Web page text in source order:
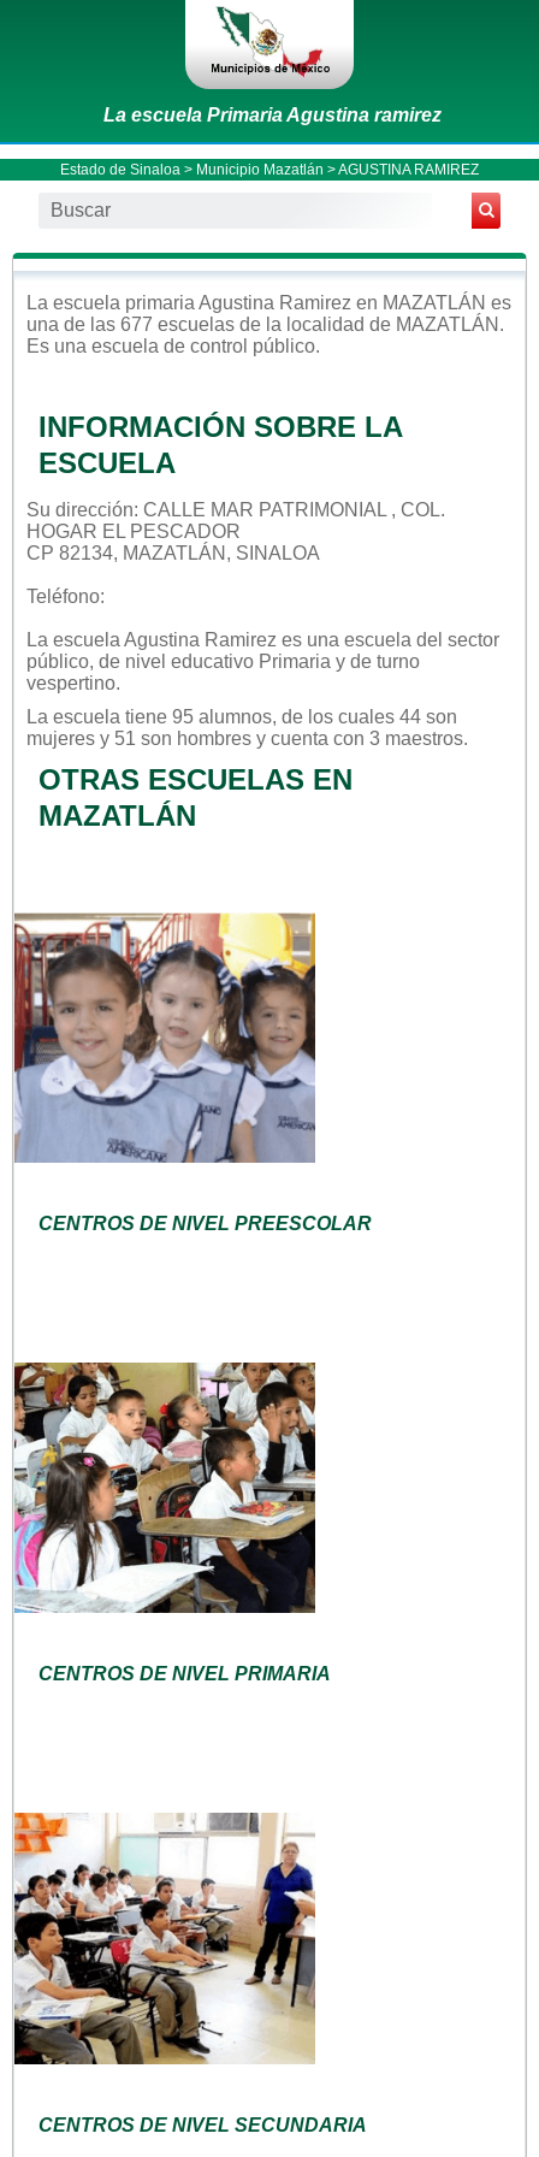
La escuela Primaria Agustina ramirez
Estado de Sinaloa > Municipio Mazatlán > AGUSTINA RAMIREZ
La escuela primaria Agustina Ramirez en MAZATLÁN es
una de las 677 escuelas de la localidad de MAZATLÁN .
Es una escuela de control público.
INFORMACIÓN SOBRE LA
ESCUELA
Su dirección: CALLE MAR PATRIMONIAL , COL.
HOGAR EL PESCADOR
CP 82134, MAZATLÁN, SINALOA
Teléfono:
La escuela Agustina Ramirez es una escuela del sector
público, de nivel educativo Primaria y de turno
vespertino.
La escuela tiene 95 alumnos, de los cuales 44 son
mujeres y 51 son hombres y cuenta con 3 maestros.
OTRAS ESCUELAS EN
MAZATLÁN
CENTROS DE NIVEL PREESCOLAR
CENTROS DE NIVEL PRIMARIA
CENTROS DE NIVEL SECUNDARIA